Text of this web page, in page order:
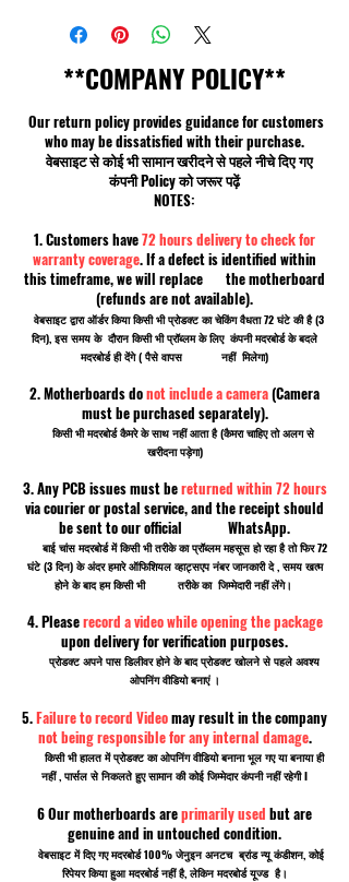
**COMPANY POLICY**
Our return policy provides guidance for customers
who may be dissatisfied with their purchase.
वेबसाइट से कोई भी सामान खरीदने से पहले नीचे दिए गए
कंपनी Policy को जरूर पढ़ें
NOTES:
1. Customers have72 hours delivery to check for
warranty coverage. If a defect is identified within
this timeframe, we will replace the motherboard
(refunds are not available).
वेबसाइट द्वारा ऑर्डर किया किसी भी प्रोडक्ट का चेकिंग वैधता 72 घंटे की है (3
दिन), इस समय के दौरान किसी भी प्रॉब्लम के लिए कंपनी मदरबोर्ड के बदले
मदरबोर्ड ही देंगे ( पैसे वापस नहीं मिलेगा)
2. Motherboards donot include a camera(Camera
must be purchased separately).
किसी भी मदरबोर्ड कैमरे के साथ नहीं आता है (कैमरा चाहिए तो अलग से
खरीदना पड़ेगा)
3. Any PCB issues must bereturned within 72 hours
via courier or postal service, and the receipt should
be sent to our official WhatsApp.
बाई चांस मदरबोर्ड में किसी भी तरीके का प्रॉब्लम महसूस हो रहा है तो फिर 72
घंटे (3 दिन) के अंदर हमारे ऑफिशियल व्हाट्सएप नंबर जानकारी दे , समय खत्म
होने के बाद हम किसी भी तरीके का जिम्मेदारी नहीं लेंगे।
4. Pleaserecord a video while opening the package
upon delivery for verification purposes.
प्रोडक्ट अपने पास डिलीवर होने के बाद प्रोडक्ट खोलने से पहले अवश्य
ओपनिंग वीडियो बनाएं ।
5.Failure to record Videomay result in the company
not being responsible for any internal damage.
किसी भी हालत में प्रोडक्ट का ओपनिंग वीडियो बनाना भूल गए या बनाया ही
नहीं , पार्सल से निकलते हुए सामान की कोई जिम्मेदार कंपनी नहीं रहेगी I
6 Our motherboards areprimarily used but are
genuine and in untouched condition.
वेबसाइट में दिए गए मदरबोर्ड 100% जेनुइन अनटच ब्रांड न्यू कंडीशन, कोई
रिपेयर किया हुआ मदरबोर्ड नहीं है, लेकिन मदरबोर्ड यूज्ड है।